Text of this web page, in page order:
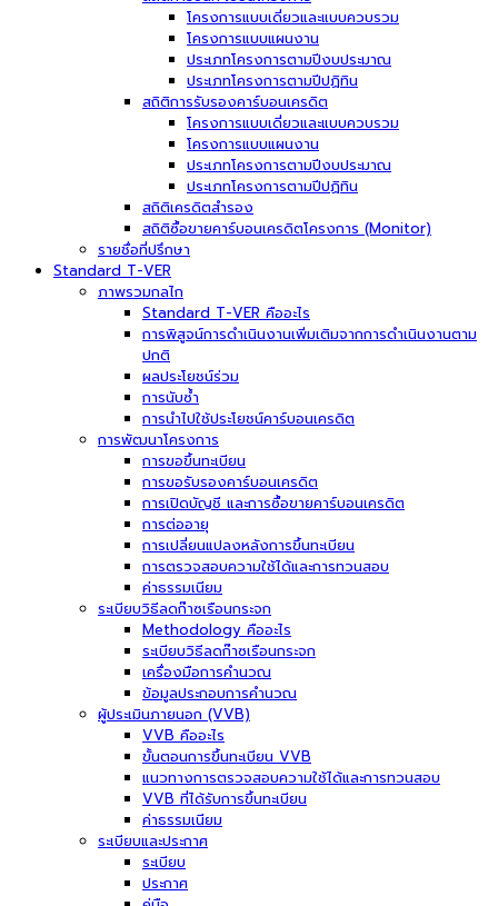
โครงการแบบเดี่ยวและแบบควบรวม
โครงการแบบแผนงาน
ประเภทโครงการตามปีงบประมาณ
ประเภทโครงการตามปีปฏิทิน
สถิติการรับรองคาร์บอนเครดิต
โครงการแบบเดี่ยวและแบบควบรวม
โครงการแบบแผนงาน
ประเภทโครงการตามปีงบประมาณ
ประเภทโครงการตามปีปฏิทิน
สถิติเครดิตสำรอง
สถิติซื้อขายคาร์บอนเครดิตโครงการ (Monitor)
รายชื่อที่ปรึกษา
Standard T-VER
ภาพรวมกลไก
Standard T-VER คืออะไร
การพิสูจน์การดำเนินงานเพิ่มเติมจากการดำเนินงานตาม
ปกติ
ผลประโยชน์ร่วม
การนับซ้ำ
การนำไปใช้ประโยชน์คาร์บอนเครดิต
การพัฒนาโครงการ
การขอขึ้นทะเบียน
การขอรับรองคาร์บอนเครดิต
การเปิดบัญชี และการซื้อขายคาร์บอนเครดิต
การต่ออายุ
การเปลี่ยนแปลงหลังการขึ้นทะเบียน
การตรวจสอบความใช้ได้และการทวนสอบ
ค่าธรรมเนียม
ระเบียบวิธีลดก๊าซเรือนกระจก
Methodology คืออะไร
ระเบียบวิธีลดก๊าซเรือนกระจก
เครื่องมือการคำนวณ
ข้อมูลประกอบการคำนวณ
ผู้ประเมินภายนอก (VVB)
VVB คืออะไร
ขั้นตอนการขึ้นทะเบียน VVB
แนวทางการตรวจสอบความใช้ได้และการทวนสอบ
VVB ที่ได้รับการขึ้นทะเบียน
ค่าธรรมเนียม
ระเบียบและประกาศ
ระเบียบ
ประกาศ